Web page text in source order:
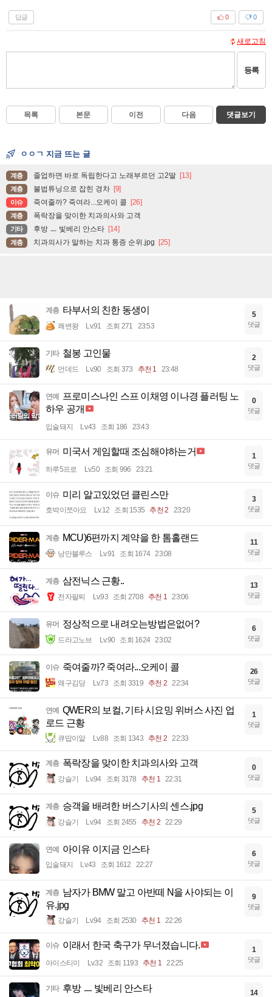
답글 0
0
새로고침
등록
목록 본문 이전 다음 댓글보기
ㅇㅇㄱ 지금 뜨는 글
계층 졸업하면 바로 독립한다고 노래부르던 고2딸 [13]
계층 불법튜닝으로 잡힌 경차 [9]
이슈 죽여줄까? 죽여라...오케이 콜 [26]
계층 폭락장을 맞이한 치과의사와 고객
기타 후방 ㅡ 빛베리 안스타 [14]
계층 치과의사가 말하는 치과 통증 순위.jpg [25]
계층 타부서의 친한 동생이
쾌변왕 Lv.91 조회 271 23:53
5
댓글
기타 철봉 고인물
언데드 Lv.90 조회 373 추천 1 23:48
2
댓글
연예
프로미스나인 스프 이채영 이나경 플러팅 노
하우 공개
입술돼지 Lv.43 조회 186 23:43
0
댓글
유머 미국서 게임할때 조심해야하는거
하루5프로 Lv.50 조회 996 23:21
1
댓글
이슈 미리 알고있었던 클린스만
호박이쪼아요 Lv.12 조회 1535 추천 2 23:20
3
댓글
계층 MCU)6편까지 계약을 한 톰홀랜드
낭만블루스 Lv.91 조회 1674 23:08
11
댓글
계층 삼전닉스 근황..
전자팔찌 Lv.93 조회 2708 추천 1 23:06
13
댓글
유머 정상적으로 내려오는방법은없어?
드라고노브 Lv.90 조회 1624 23:02
6
댓글
이슈 죽여줄까? 죽여라...오케이 콜
왜구김당 Lv.73 조회 3319 추천 2 22:34
26
댓글
연예
QWER의 보컬, 기타 시요밍 위버스 사진 업
로드 근황
큐땁이알 Lv.88 조회 1343 추천 2 22:33
1
댓글
계층 폭락장을 맞이한 치과의사와 고객
강슬기 Lv.94 조회 3178 추천 1 22:31
0
댓글
계층 승객을 배려한 버스기사의 센스.jpg
강슬기 Lv.94 조회 2455 추천 2 22:29
5
댓글
연예 아이유 이지금 인스타
입술돼지 Lv.43 조회 1612 22:27
6
댓글
계층 남자가 BMW 말고 아반떼 N을 사야되는 이
유.jpg
강슬기 Lv.94 조회 2530 추천 1 22:26
9
댓글
이슈 이래서 한국 축구가 무너졌습니다.
아이스티이 Lv.32 조회 1193 추천 1 22:25
1
댓글
기타 후방 ㅡ 빛베리 안스타 14